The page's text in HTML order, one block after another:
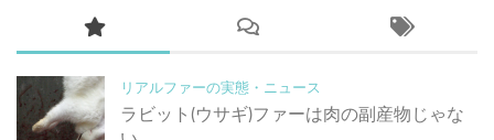
リアルファーの実態・ニュース
ラビット(ウサギ)ファーは肉の副産物じゃな